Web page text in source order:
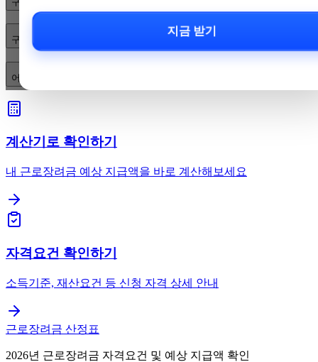
지금 받기
구산역 무인민원발급기 운영시간은 어떻게 되나요?
어떤 서류를 발급할 수 있고 이용 방법·수수료는 어떻게 되나요?
계산기로 확인하기
내 근로장려금 예상 지급액을 바로 계산해보세요
자격요건 확인하기
소득기준, 재산요건 등 신청 자격 상세 안내
근로장려금 산정표
2026년 근로장려금 자격요건 및 예상 지급액 확인